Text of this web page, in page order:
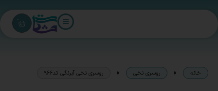
0
خانه » روسری نخی » روسری نخی آبرنگی کد966